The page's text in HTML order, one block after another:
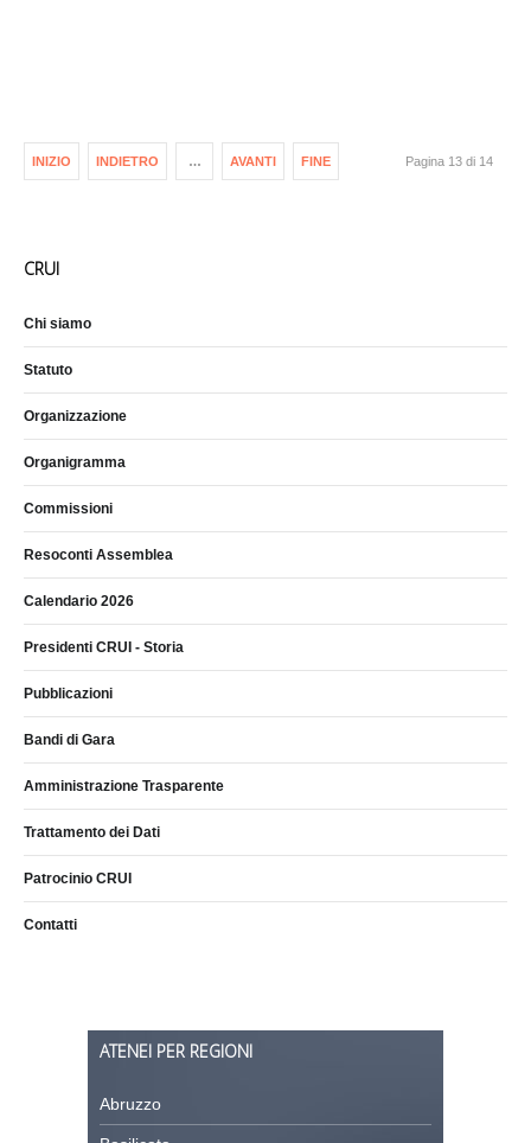
INIZIO INDIETRO … AVANTI FINE Pagina 13 di 14
CRUI
Chi siamo
Statuto
Organizzazione
Organigramma
Commissioni
Resoconti Assemblea
Calendario 2026
Presidenti CRUI - Storia
Pubblicazioni
Bandi di Gara
Amministrazione Trasparente
Trattamento dei Dati
Patrocinio CRUI
Contatti
ATENEI PER REGIONI
Abruzzo